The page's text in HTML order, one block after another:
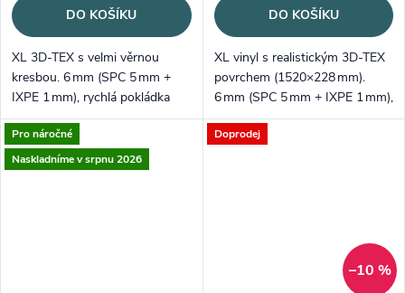
DO KOŠÍKU
XL 3D‑TEX s velmi věrnou
kresbou. 6 mm (SPC 5 mm +
IXPE 1 mm), rychlá pokládka
Välinge 5G. Dub Bunbury II –
teplý, elegantní odstín, který
zútulní prostor.
DO KOŠÍKU
XL vinyl s realistickým 3D‑TEX
povrchem (1520×228 mm).
6 mm (SPC 5 mm + IXPE 1 mm),
tichý a voděodolný. Dub
Classic II – nadčasový, světle
Pro náročné
Naskladníme v srpnu 2026
Doprodej
–10 %